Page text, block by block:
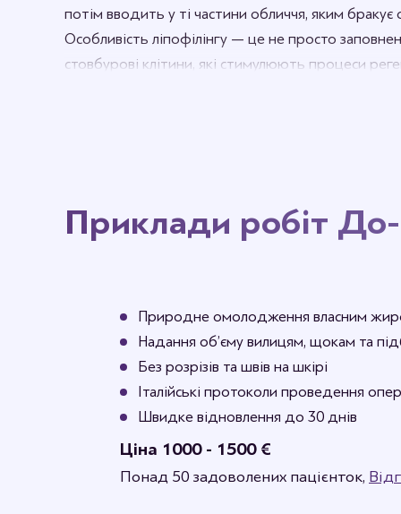
потім вводить у ті частини обличчя, яким
Особливість ліпофілінгу — це не просто
стовбурові клітини, які стимулюють процеси
Приклади робіт До-
Природне омолодження власним
Надання об’єму вилицям, щокам та
Без розрізів та швів на шкірі
Італійські протоколи проведення
Швидке відновлення до 30 днів
Ціна 1000 - 1500 €
Понад 50 задоволених пацієнток,